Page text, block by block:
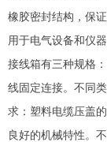
橡胶密封结构，保
用于电气设备和仪
接线箱有三种规格
线固定连接。不同
求：塑料电缆压盖
良好的机械特性。